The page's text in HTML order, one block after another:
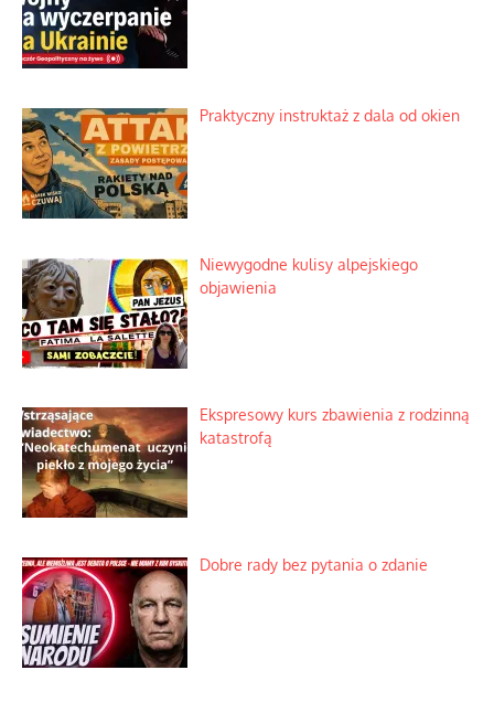
Praktyczny instruktaż z dala od okien
Niewygodne kulisy alpejskiego
objawienia
Ekspresowy kurs zbawienia z rodzinną
katastrofą
Dobre rady bez pytania o zdanie